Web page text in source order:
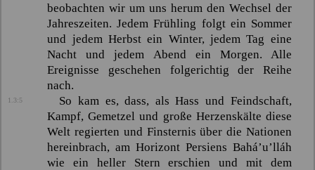
beobachten wir um uns herum den Wechsel der
Jahreszeiten. Jedem Frühling folgt ein Sommer
und jedem Herbst ein Winter, jedem Tag eine
Nacht und jedem Abend ein Morgen. Alle
Ereignisse geschehen folgerichtig der Reihe
nach.
1.3:5
So kam es, dass, als Hass und Feindschaft,
Kampf, Gemetzel und große Herzenskälte diese
Welt regierten und Finsternis über die Nationen
hereinbrach, am Horizont Persiens Bahá’u’lláh
wie ein heller Stern erschien und mit dem